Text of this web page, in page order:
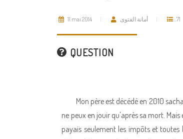
11 mai 2014 أمانة الفتوى 71
QUESTION
Mon père est décédé en 2010
ne peux en jouir qu'après sa mort.
payais seulement les impôts et